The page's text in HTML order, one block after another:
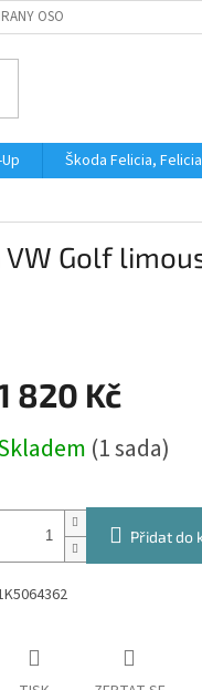
OSOBNÍCH ÚDAJŮ
Škoda Felicia,
Golf
820 Kč
(1 sada)
Přidat do